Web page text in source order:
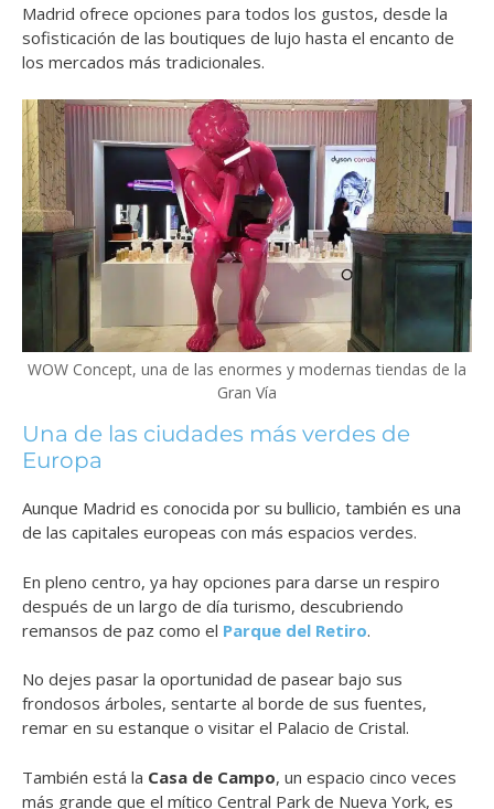
Madrid ofrece opciones para todos los gustos, desde la
sofisticación de las boutiques de lujo hasta el encanto de
los mercados más tradicionales.
WOW Concept, una de las enormes y modernas tiendas de la
Gran Vía
Una de las ciudades más verdes de
Europa
Aunque Madrid es conocida por su bullicio, también es una
de las capitales europeas con más espacios verdes.
En pleno centro, ya hay opciones para darse un respiro
después de un largo de día turismo, descubriendo
remansos de paz como el Parque del Retiro.
No dejes pasar la oportunidad de pasear bajo sus
frondosos árboles, sentarte al borde de sus fuentes,
remar en su estanque o visitar el Palacio de Cristal.
También está la Casa de Campo, un espacio cinco veces
más grande que el mítico Central Park de Nueva York, es